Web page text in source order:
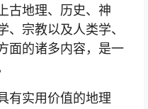
古地理、历史、神
宗教以及人类学、
面的诸多内容，是一
有实用价值的地理